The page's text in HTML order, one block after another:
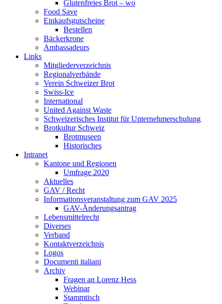
Glutenfreies Brot – wo
Food Save
Einkaufsgutscheine
Bestellen
Bäckerkrone
Ambassadeurs
Links
Mitgliederverzeichnis
Regionalverbände
Verein Schweizer Brot
Swiss-Ice
International
United Against Waste
Schweizerisches Institut für Unternehmerschulung
Brotkultur Schweiz
Brotmuseen
Historisches
Intranet
Kantone und Regionen
Umfrage 2020
Aktuelles
GAV / Recht
Informationsveranstaltung zum GAV 2025
GAV-Änderungsantrag
Lebensmittelrecht
Diverses
Verband
Kontaktverzeichnis
Logos
Documenti italiani
Archiv
Fragen an Lorenz Hess
Webinar
Stammtisch